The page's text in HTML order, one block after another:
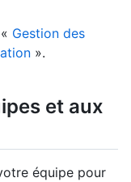
Gestion des
».
et aux
équipe pour